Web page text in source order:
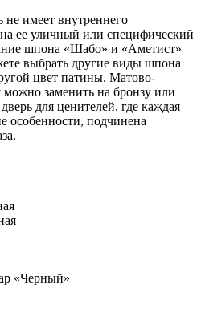
не имеет внутреннего
ее уличный или специфический
шпона «Шабо» и «Аметист»
выбрать другие виды шпона
цвет патины. Матово-
заменить на бронзу или
для ценителей, где каждая
особенности, подчинена
«Черный»